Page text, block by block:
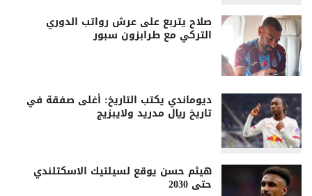
صلاح يتربع على عرش رواتب الدوري
التركي مع طرابزون سبور
ديوماندي يكتب التاريخ: أغلى صفقة في
تاريخ ريال مدريد ولايبزيج
هيثم حسن يوقع لسيلتيك الاسكتلندي
حتى 2030